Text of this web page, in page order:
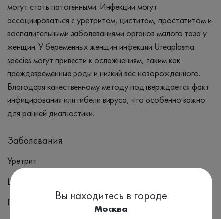
могут стать патогенными. Инфекции могут
ассоциироваться с уретритом, циститом, простатитом и
воспалительными заболеваниями органов малого таза у
женщин. У беременных женщин инфекции Ureaplasma
species могут привести к осложнениям, таким как
преждевременные роды и низкий вес новорожденного.
Благодаря качественному методу подтверждается факт
инфицирования или гибели вируса, что особенно важно
для ранней диагностики.
Заболевания
Уретрит
Цистит
Простатит
Вы находитесь в городе
Москва